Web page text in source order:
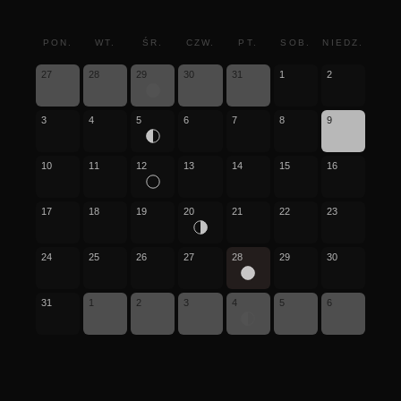
PON. WT. ŚR. CZW. PT. SOB. NIEDZ.
27 28 29 30 31 1 2
3 4 5 6 7 8 9
10 11 12 13 14 15 16
17 18 19 20 21 22 23
24 25 26 27 28 29 30
31 1 2 3 4 5 6